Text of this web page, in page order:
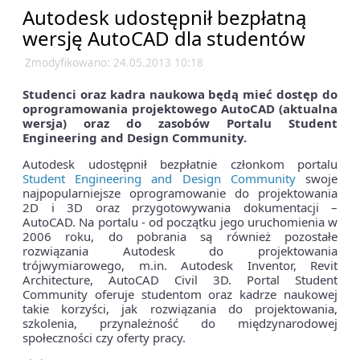
Autodesk udostępnił bezpłatną
wersję AutoCAD dla studentów
Zmodyfikowano: 24.05.2013 10:18
Studenci oraz kadra naukowa będą mieć dostęp do
oprogramowania projektowego AutoCAD (aktualna
wersja) oraz do zasobów Portalu Student
Engineering and Design Community.
Autodesk udostępnił bezpłatnie członkom portalu
Student Engineering and Design Communityswoje
najpopularniejsze oprogramowanie do projektowania
2D i 3D oraz przygotowywania dokumentacji –
AutoCAD. Na portalu - od początku jego uruchomienia w
2006 roku, do pobrania są również pozostałe
rozwiązania Autodesk do projektowania
trójwymiarowego, m.in. Autodesk Inventor, Revit
Architecture, AutoCAD Civil 3D. Portal Student
Community oferuje studentom oraz kadrze naukowej
takie korzyści, jak rozwiązania do projektowania,
szkolenia, przynależność do międzynarodowej
społeczności czy oferty pracy.